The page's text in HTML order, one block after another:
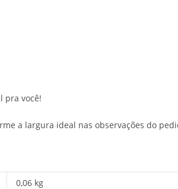
pra você!
a largura ideal nas observações do
0,06 kg